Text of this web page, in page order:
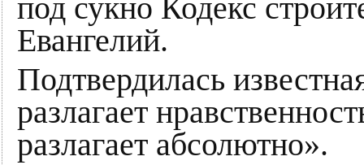
под сукно Кодекс
Евангелий.
Подтвердилась
разлагает
разлагает абсолютно».